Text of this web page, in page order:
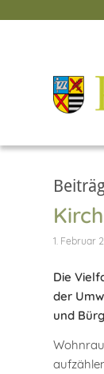
1. Februar
Die
der
und